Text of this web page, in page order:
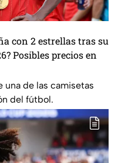
con 2 estrellas tras su
Posibles precios en
de las camisetas
del fútbol.